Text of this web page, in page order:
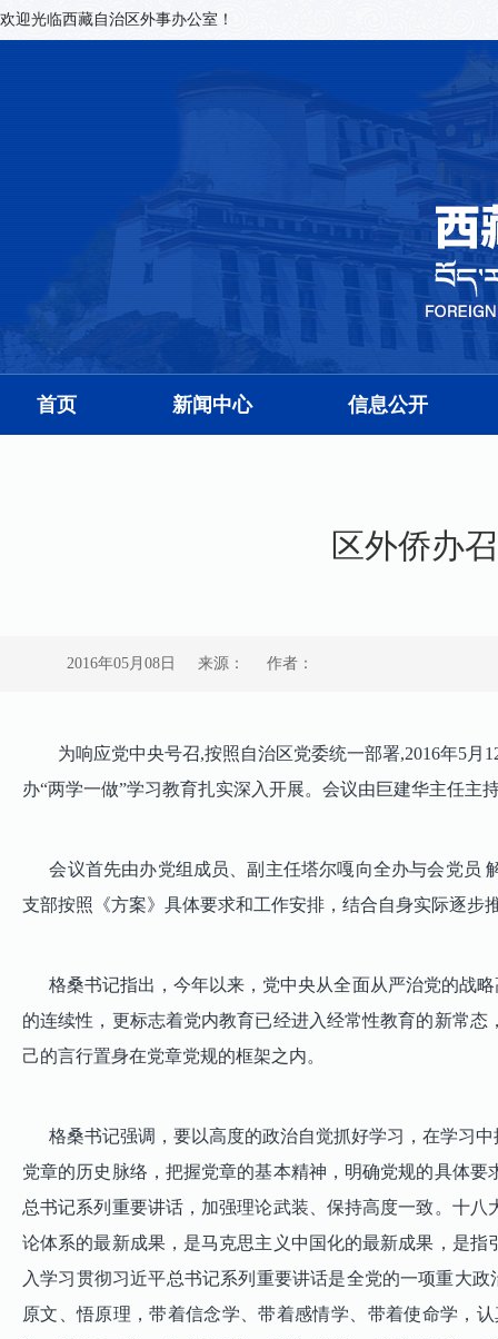
欢迎光临西藏自治区外事办公室！
首页 新闻中心 信息公开
区外侨办
2016年05月08日 来源： 作者：
为响应党中央号召,按照自治区党委统一部署,2016年5
办“两学一做”学习教育扎实深入开展。会议由巨建华主任主
会议首先由办党组成员、副主任塔尔嘎向全办与会党员
支部按照《方案》具体要求和工作安排，结合自身实际逐步
格桑书记指出，今年以来，党中央从全面从严治党的战略
的连续性，更标志着党内教育已经进入经常性教育的新常
己的言行置身在党章党规的框架之内。
格桑书记强调，要以高度的政治自觉抓好学习，在学习中
党章的历史脉络，把握党章的基本精神，明确党规的具体
总书记系列重要讲话，加强理论武装、保持高度一致。十
论体系的最新成果，是马克思主义中国化的最新成果，是
入学习贯彻习近平总书记系列重要讲话是全党的一项重大
原文、悟原理，带着信念学、带着感情学、带着使命学，